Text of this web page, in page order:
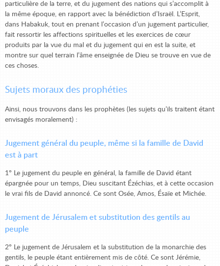
particulière de la terre, et du jugement des nations qui s’accomplit à
la même époque, en rapport avec la bénédiction d’Israël. L’Esprit,
dans Habakuk, tout en prenant l’occasion d’un jugement particulier,
fait ressortir les affections spirituelles et les exercices de cœur
produits par la vue du mal et du jugement qui en est la suite, et
montre sur quel terrain l’âme enseignée de Dieu se trouve en vue de
ces choses.
Sujets moraux des prophéties
Ainsi, nous trouvons dans les prophètes (les sujets qu’ils traitent étant
envisagés moralement) :
Jugement général du peuple, même si la famille de David
est à part
1° Le jugement du peuple en général, la famille de David étant
épargnée pour un temps, Dieu suscitant Ézéchias, et à cette occasion
le vrai fils de David annoncé. Ce sont Osée, Amos, Ésaïe et Michée.
Jugement de Jérusalem et substitution des gentils au
peuple
2° Le jugement de Jérusalem et la substitution de la monarchie des
gentils, le peuple étant entièrement mis de côté. Ce sont Jérémie,